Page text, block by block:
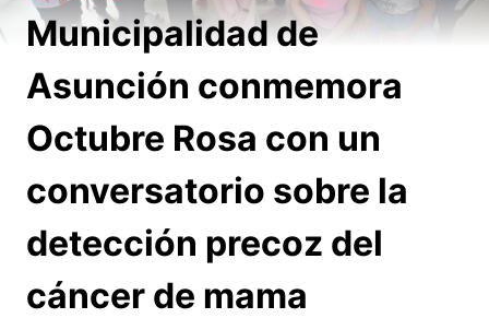
Municipalidad de
Asunción conmemora
Octubre Rosa con un
conversatorio sobre la
detección precoz del
cáncer de mama